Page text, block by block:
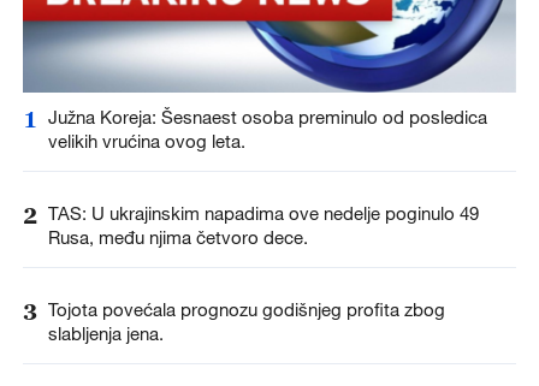
1
Južna Koreja: Šesnaest osoba preminulo od posledica
velikih vrućina ovog leta.
2 TAS: U ukrajinskim napadima ove nedelje poginulo 49
Rusa, među njima četvoro dece.
3 Tojota povećala prognozu godišnjeg profita zbog
slabljenja jena.